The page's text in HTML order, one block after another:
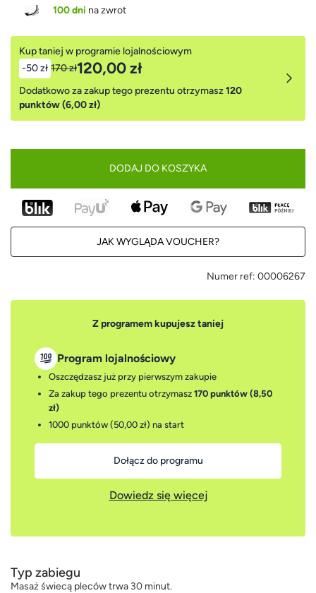
100 dni na zwrot
Kup taniej w programie lojalnościowym
-50 zł 170 zł120,00 zł
Dodatkowo za zakup tego prezentu otrzymasz120
punktów (6,00 zł)
DODAJ DO KOSZYKA
JAK WYGLĄDA VOUCHER?
Numer ref: 00006267
Z programem kupujesz taniej
Program lojalnościowy
Oszczędzasz już przy pierwszym zakupie
Za zakup tego prezentu otrzymasz 170 punktów (8,50
zł)
1000 punktów (50,00 zł) na start
Dołącz do programu
Dowiedz się więcej
Typ zabiegu
Masaż świecą pleców trwa 30 minut.